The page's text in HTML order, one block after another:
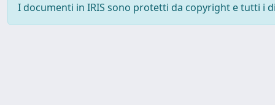
I documenti in IRIS sono protetti da copyright e tutti i